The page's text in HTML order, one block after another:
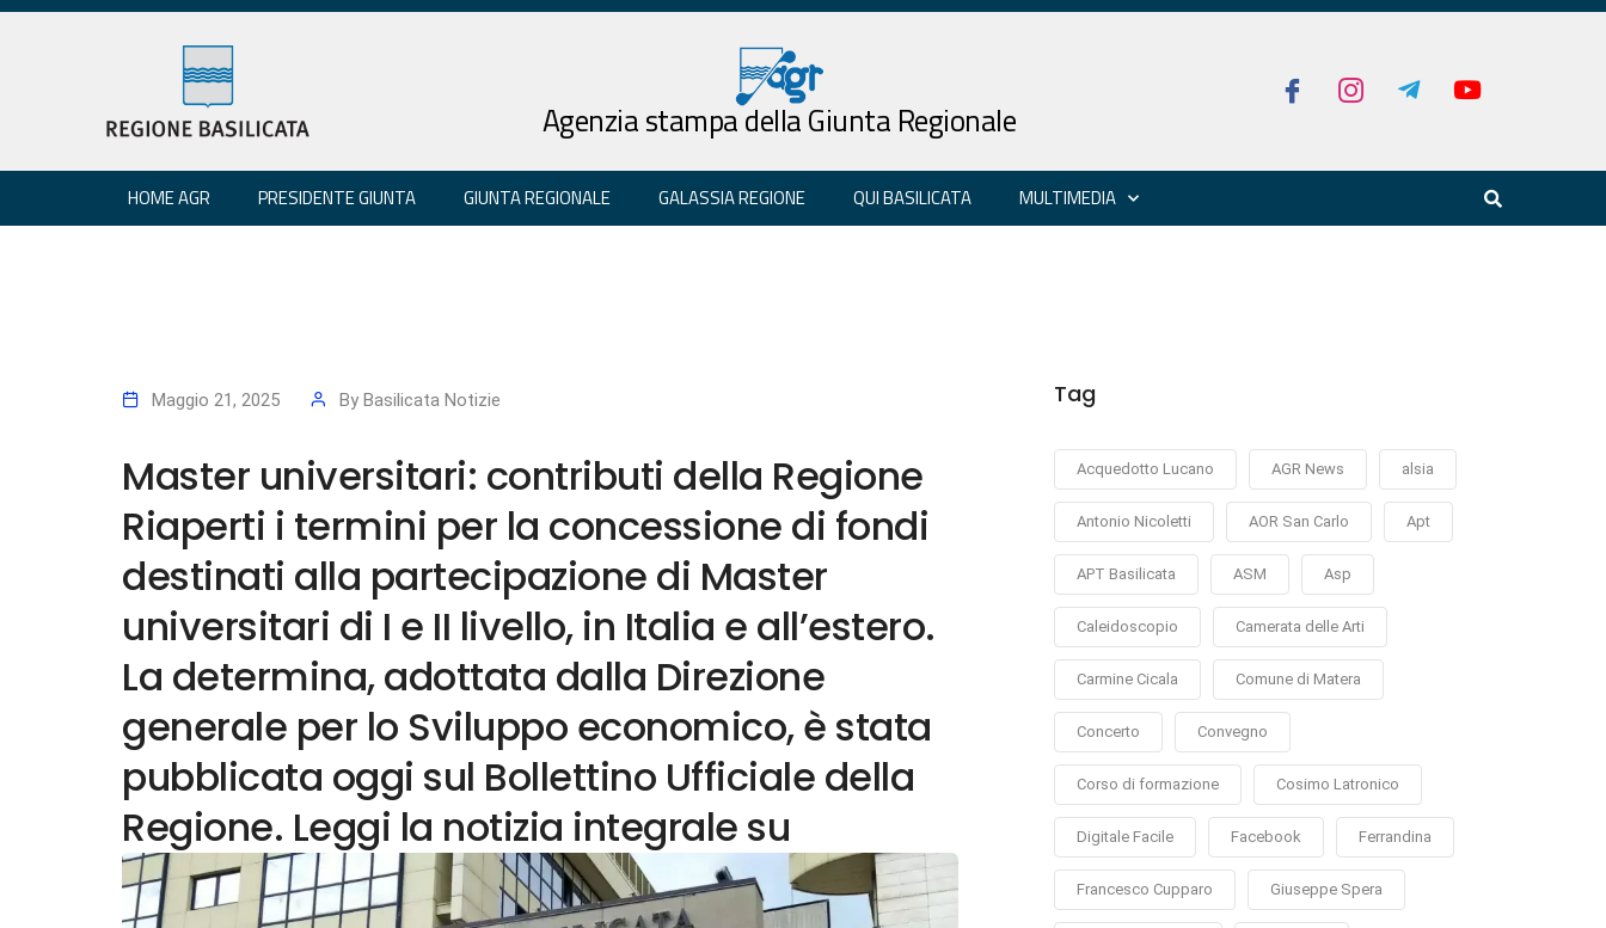
Agenzia stampa della Giunta Regionale
HOME AGR PRESIDENTE GIUNTA GIUNTA REGIONALE GALASSIA REGIONE QUI BASILICATA MULTIMEDIA
Maggio 21, 2025 By Basilicata Notizie
Master universitari: contributi della Regione
Riaperti i termini per la concessione di fondi
destinati alla partecipazione di Master
universitari di I e II livello, in Italia e all’estero.
La determina, adottata dalla Direzione
generale per lo Sviluppo economico, è stata
pubblicata oggi sul Bollettino Ufficiale della
Regione. Leggi la notizia integrale su
Tag
Acquedotto Lucano AGR News alsia
Antonio Nicoletti AOR San Carlo Apt
APT Basilicata ASM Asp
Caleidoscopio Camerata delle Arti
Carmine Cicala Comune di Matera
Concerto Convegno
Corso di formazione Cosimo Latronico
Digitale Facile Facebook Ferrandina
Francesco Cupparo Giuseppe Spera